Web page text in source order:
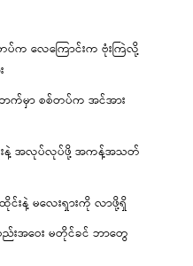
တပ်က လေကြောင်းက ဗုံးကြဲလို့
ဘက်မှာ စစ်တပ်က အင်အား
ေးနဲ့ အလုပ်လုပ်ဖို့ အကန့်အသတ်
ထိုင်းနဲ့ မလေးရှားကို လာဖို့ရှိ
းအဝေး မတိုင်ခင် ဘာတွေ